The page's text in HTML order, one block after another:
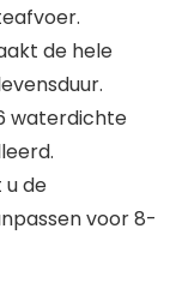
de hele
waterdichte
u de
voor 8-